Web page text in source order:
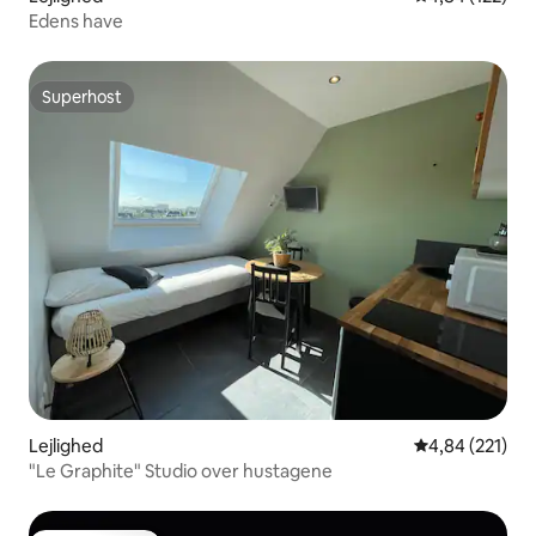
Edens have
Superhost
Superhost
Lejlighed 4,84 ud af 5 i
4,84 (221)
"Le Graphite" Studio over hustagene